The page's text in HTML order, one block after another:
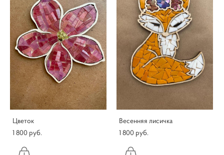
Цветок
1 800 pуб.
Весенняя лисичка
1 800 pуб.